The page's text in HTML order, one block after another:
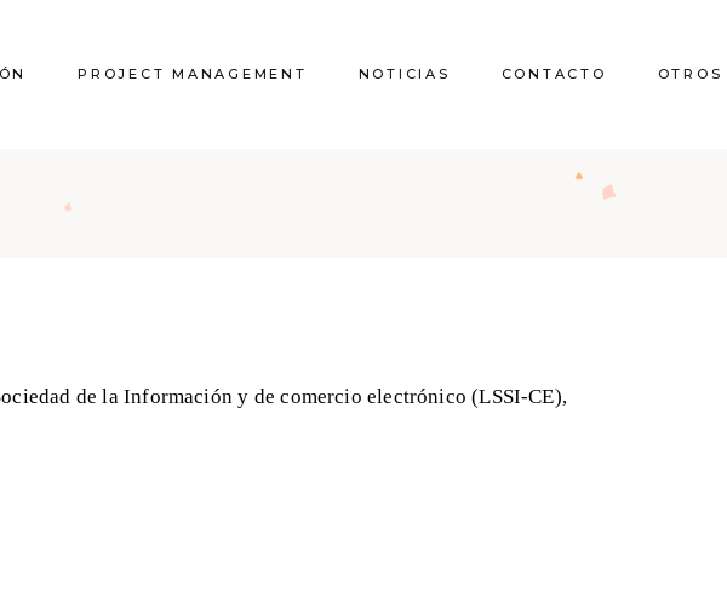
PROJECT MANAGEMENT NOTICIAS CONTACTO
Quienes somos
de la Información y de comercio electrónico (LSSI-CE),